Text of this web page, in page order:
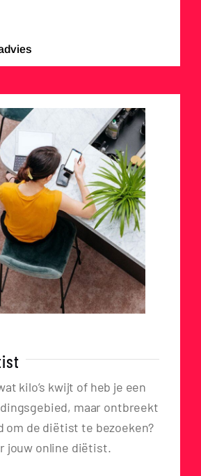
kilo’s kwijt of heb je een
maar ontbreekt
om de diëtist te bezoeken?
jouw online diëtist.